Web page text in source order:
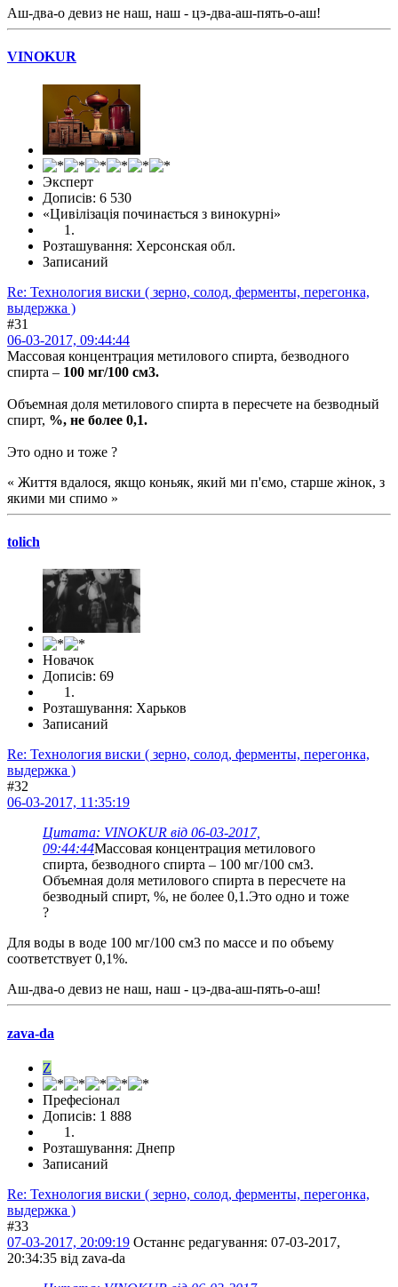
Аш-два-о девиз не наш, наш - цэ-два-аш-пять-о-аш!
VINOKUR
Эксперт
Дописів: 6 530
«Цивілізація починається з винокурні»
Розташування: Херсонская обл.
Записаний
Re: Технология виски ( зерно, солод, ферменты, перегонка,
выдержка )
#31
06-03-2017, 09:44:44
Массовая концентрация метилового спирта, безводного
спирта – 100 мг/100 см3.
Объемная доля метилового спирта в пересчете на безводный
спирт, %, не более 0,1.
Это одно и тоже ?
« Життя вдалося, якщо коньяк, який ми п'ємо, старше жінок, з
якими ми спимо »
tolich
Новачок
Дописів: 69
Розташування: Харьков
Записаний
Re: Технология виски ( зерно, солод, ферменты, перегонка,
выдержка )
#32
06-03-2017, 11:35:19
Цитата: VINOKUR від 06-03-2017,
09:44:44Массовая концентрация метилового
спирта, безводного спирта – 100 мг/100 см3.
Объемная доля метилового спирта в пересчете на
безводный спирт, %, не более 0,1.Это одно и тоже
?
Для воды в воде 100 мг/100 см3 по массе и по объему
соответствует 0,1%.
Аш-два-о девиз не наш, наш - цэ-два-аш-пять-о-аш!
zava-da
Z
Префесіонал
Дописів: 1 888
Розташування: Днепр
Записаний
Re: Технология виски ( зерно, солод, ферменты, перегонка,
выдержка )
#33
07-03-2017, 20:09:19 Останнє редагування: 07-03-2017,
20:34:35 від zava-da